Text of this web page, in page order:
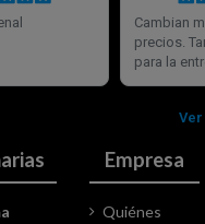
Empresa
Quiénes